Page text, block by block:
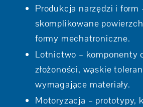
Produkcja narzędzi i form
skomplikowane
formy mechatroniczne.
Lotnictwo – komponenty
złożoności, wąskie
wymagające materiały.
Motoryzacja – prototypy,